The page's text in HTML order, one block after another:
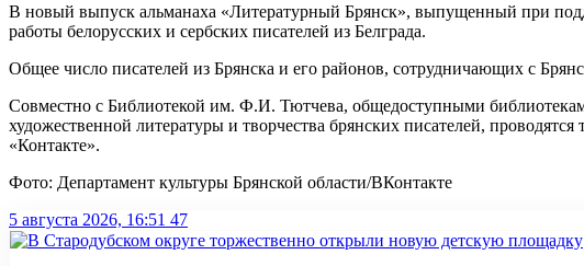
В новый выпуск альманаха «Литературный Брянск», выпущенный при
работы белорусских и сербских писателей из Белграда.
Общее число писателей из Брянска и его районов, сотрудничающих с
Совместно с Библиотекой им. Ф.И. Тютчева, общедоступными
художественной литературы и творчества брянских писателей,
«Контакте».
Фото: Департамент культуры Брянской области/ВКонтакте
5 августа 2026, 16:51 47